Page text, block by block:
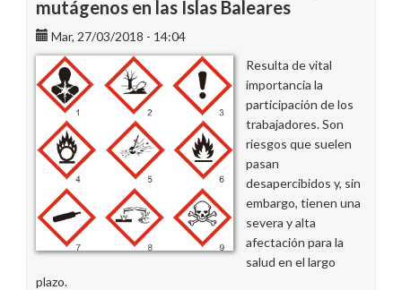
el
Comité
de
Asuntos
Sociales
en
Canarias
mutágenos en las Islas Baleares
Mar, 27/03/2018 - 14:04
Resulta de vital
importancia la
participación de los
trabajadores. Son
riesgos que suelen
pasan
desapercibidos y, sin
embargo, tienen una
severa y alta
afectación para la
salud en el largo
plazo.